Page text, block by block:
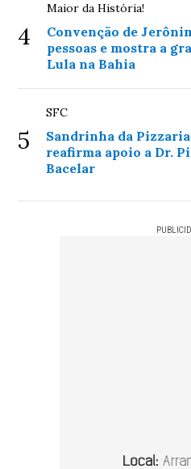
4
Maior da História!
Convenção de
pessoas e mostra a
Lula na Bahia
5
SFC
Sandrinha da
reafirma apoio a Dr.
Bacelar